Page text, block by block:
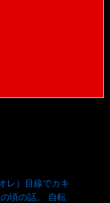
レ）目線でカキ
頃の話。 自転